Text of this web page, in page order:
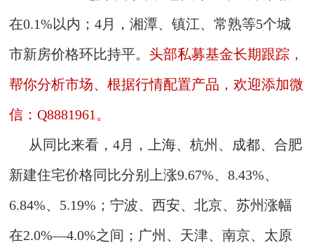
在0.1%以内；4月，湘潭、镇江、常熟等5个城
市新房价格环比持平。 头部私募基金长期跟踪，
帮你分析市场、根据行情配置产品，欢迎添加微
信：Q8881961。
从同比来看，4月，上海、杭州、成都、合肥
新建住宅价格同比分别上涨9.67%、8.43%、
6.84%、5.19%；宁波、西安、北京、苏州涨幅
在2.0%—4.0%之间；广州、天津、南京、太原